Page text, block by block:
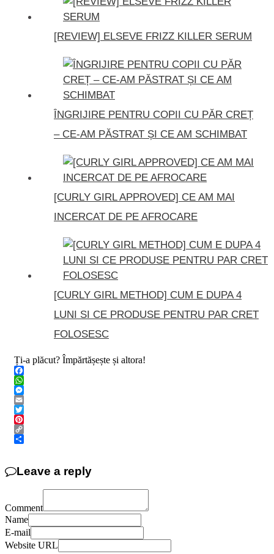
[REVIEW] ELSEVE FRIZZ KILLER SERUM
ÎNGRIJIRE PENTRU COPII CU PĂR CREȚ
– CE-AM PĂSTRAT ȘI CE AM SCHIMBAT
[CURLY GIRL APPROVED] CE AM MAI
INCERCAT DE PE AFROCARE
[CURLY GIRL METHOD] CUM E DUPA 4
LUNI SI CE PRODUSE PENTRU PAR CRET
FOLOSESC
Ți-a plăcut? Împărtășește și altora!
Facebook
WhatsApp
Messenger
Email
Twitter
Pinterest
Copy
Leave a reply
Comment
Name
E-mail
Website URL